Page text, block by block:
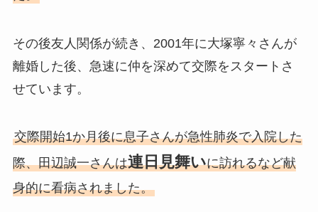
その後友人関係が続き、2001年に大塚寧々さんが
離婚した後、急速に仲を深めて交際をスタートさ
せています。
交際開始1か月後に息子さんが急性肺炎で入院した
際、田辺誠一さんは連日見舞いに訪れるなど献
身的に看病されました。